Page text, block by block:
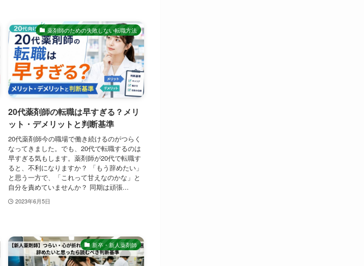
薬剤師のための失敗しない転職方法
20代薬剤師の転職は早すぎる？メリ
ット・デメリットと判断基準
20代薬剤師今の職場で働き続けるのがつらく
なってきました。でも、20代で転職するのは
早すぎる気もします。薬剤師が20代で転職す
ると、不利になりますか？ 「もう辞めたい」
と思う一方で、「これって甘えなのかな」と
自分を責めていませんか？ 同期は頑張...
2023年6月5日
新卒・新人薬剤師